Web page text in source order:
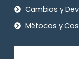
Cambios y
Métodos y